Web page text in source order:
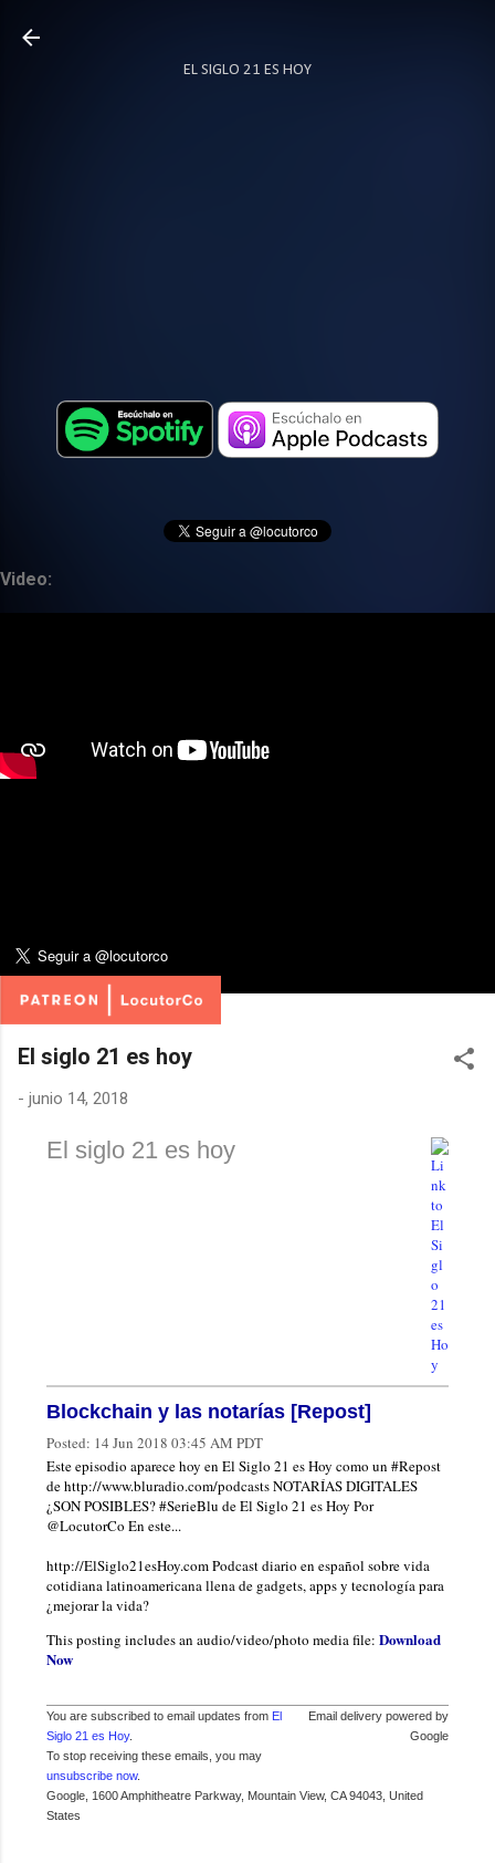
EL SIGLO 21 ES HOY
Video:
El siglo 21 es hoy
- junio 14, 2018
El siglo 21 es hoy
Blockchain y las notarías [Repost]
Posted: 14 Jun 2018 03:45 AM PDT
Este episodio aparece hoy en El Siglo 21 es Hoy como un #Repost
de http://www.bluradio.com/podcasts NOTARÍAS DIGITALES
¿SON POSIBLES? #SerieBlu de El Siglo 21 es Hoy Por
@LocutorCo En este...
http://ElSiglo21esHoy.com Podcast diario en español sobre vida
cotidiana latinoamericana llena de gadgets, apps y tecnología para
¿mejorar la vida?
This posting includes an audio/video/photo media file: Download
Now
You are subscribed to email updates from El
Siglo 21 es Hoy.
To stop receiving these emails, you may
unsubscribe now.
Email delivery powered by
Google
Google, 1600 Amphitheatre Parkway, Mountain View, CA 94043, United
States